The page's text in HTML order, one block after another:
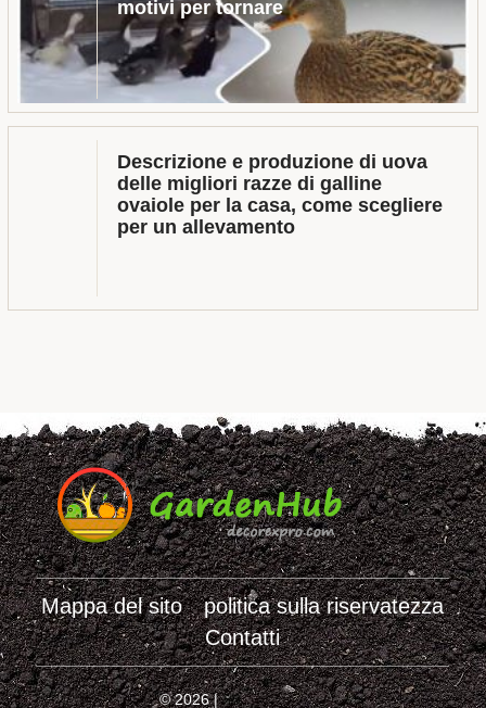
motivi per tornare
Descrizione e produzione di uova
delle migliori razze di galline
ovaiole per la casa, come scegliere
per un allevamento
Mappa del sito
politica sulla riservatezza
Contatti
© 2026 |